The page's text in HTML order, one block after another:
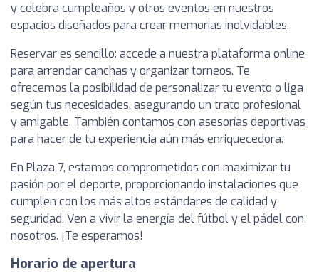
y celebra cumpleaños y otros eventos en nuestros
espacios diseñados para crear memorias inolvidables.
Reservar es sencillo: accede a nuestra plataforma online
para arrendar canchas y organizar torneos. Te
ofrecemos la posibilidad de personalizar tu evento o liga
según tus necesidades, asegurando un trato profesional
y amigable. También contamos con asesorías deportivas
para hacer de tu experiencia aún más enriquecedora.
En Plaza 7, estamos comprometidos con maximizar tu
pasión por el deporte, proporcionando instalaciones que
cumplen con los más altos estándares de calidad y
seguridad. Ven a vivir la energía del fútbol y el pádel con
nosotros. ¡Te esperamos!
Horario de apertura